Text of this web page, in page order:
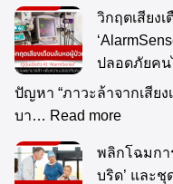
วิกฤตเสียง
ปลอดภัยคน
ปัญหา “ภาวะล้าจากเสียง
บา… Read more
พลิกโฉมกา
บริด’ และชุ